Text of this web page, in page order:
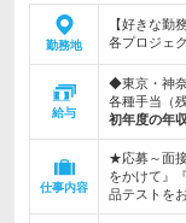
勤務地
【好きな勤
各プロジェ
給与
◆東京・神
各種手当（
初年度の年
仕事内容
★応募～面
をかけて』
品テストを